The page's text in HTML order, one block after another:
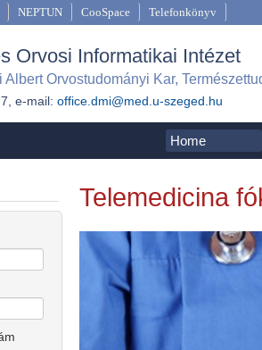
NEPTUN CooSpace Telefonkönyv
Orvosi Informatikai Intézet
Albert Orvostudományi Kar,
e-mail: office.dmi@med.u-szeged.hu
Home
Telemedicina